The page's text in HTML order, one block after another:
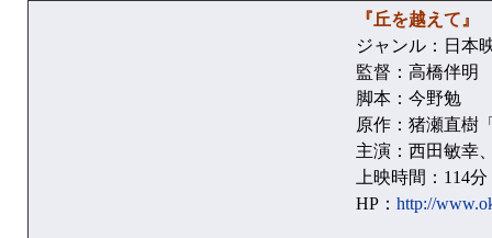
『丘を越えて』
ジャンル：日本
監督：高橋伴明
脚本：今野勉
原作：猪瀬直樹
主演：西田敏幸
上映時間：114分
HP： http://